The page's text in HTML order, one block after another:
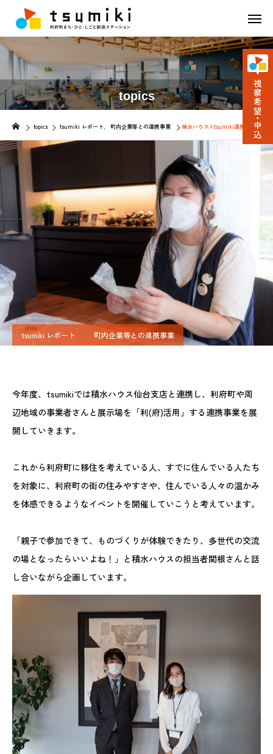
topics
topics tsumiki レポート 町内企業等との連携事業 積水ハウス×tsumiki連携事業 展示
tsumiki レポート 町内企業等との連携事業
今年度、tsumikiでは積水ハウス仙台支店と連携し、利府町や周
辺地域の事業者さんと展示場を「利(府)活用」する連携事業を展
開していきます。
これから利府町に移住を考えている人、すでに住んでいる人たち
を対象に、利府町の街の住みやすさや、住んでいる人々の温かみ
を体感できるようなイベントを開催していこうと考えています。
「親子で参加できて、ものづくりが体験できたり、多世代の交流
の場となったらいいよね！」と積水ハウスの担当者関根さんと話
し合いながら企画しています。